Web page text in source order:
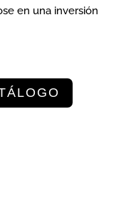
en una inversión